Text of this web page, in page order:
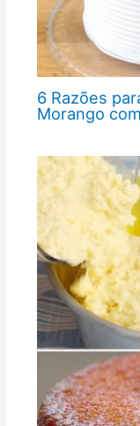
6 Razões
Morango